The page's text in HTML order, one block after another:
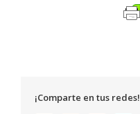
¡Comparte en tus redes!